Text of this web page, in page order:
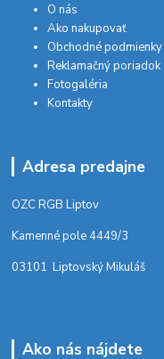
O nás
Ako nakupovať
Obchodné podmienky
Reklamačný poriadok
Fotogaléria
Kontakty
Adresa predajne
OZC RGB Liptov
Kamenné pole 4449/3
03101 Liptovský Mikuláš
Ako nás nájdete